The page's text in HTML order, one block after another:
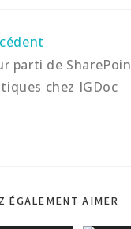
parti de
chez IGDoc
ÉGALEMENT AIMER